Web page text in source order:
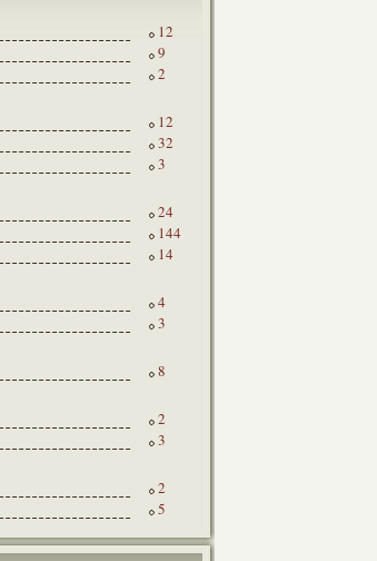
12
9
2
12
32
3
24
144
14
4
3
8
2
3
2
5